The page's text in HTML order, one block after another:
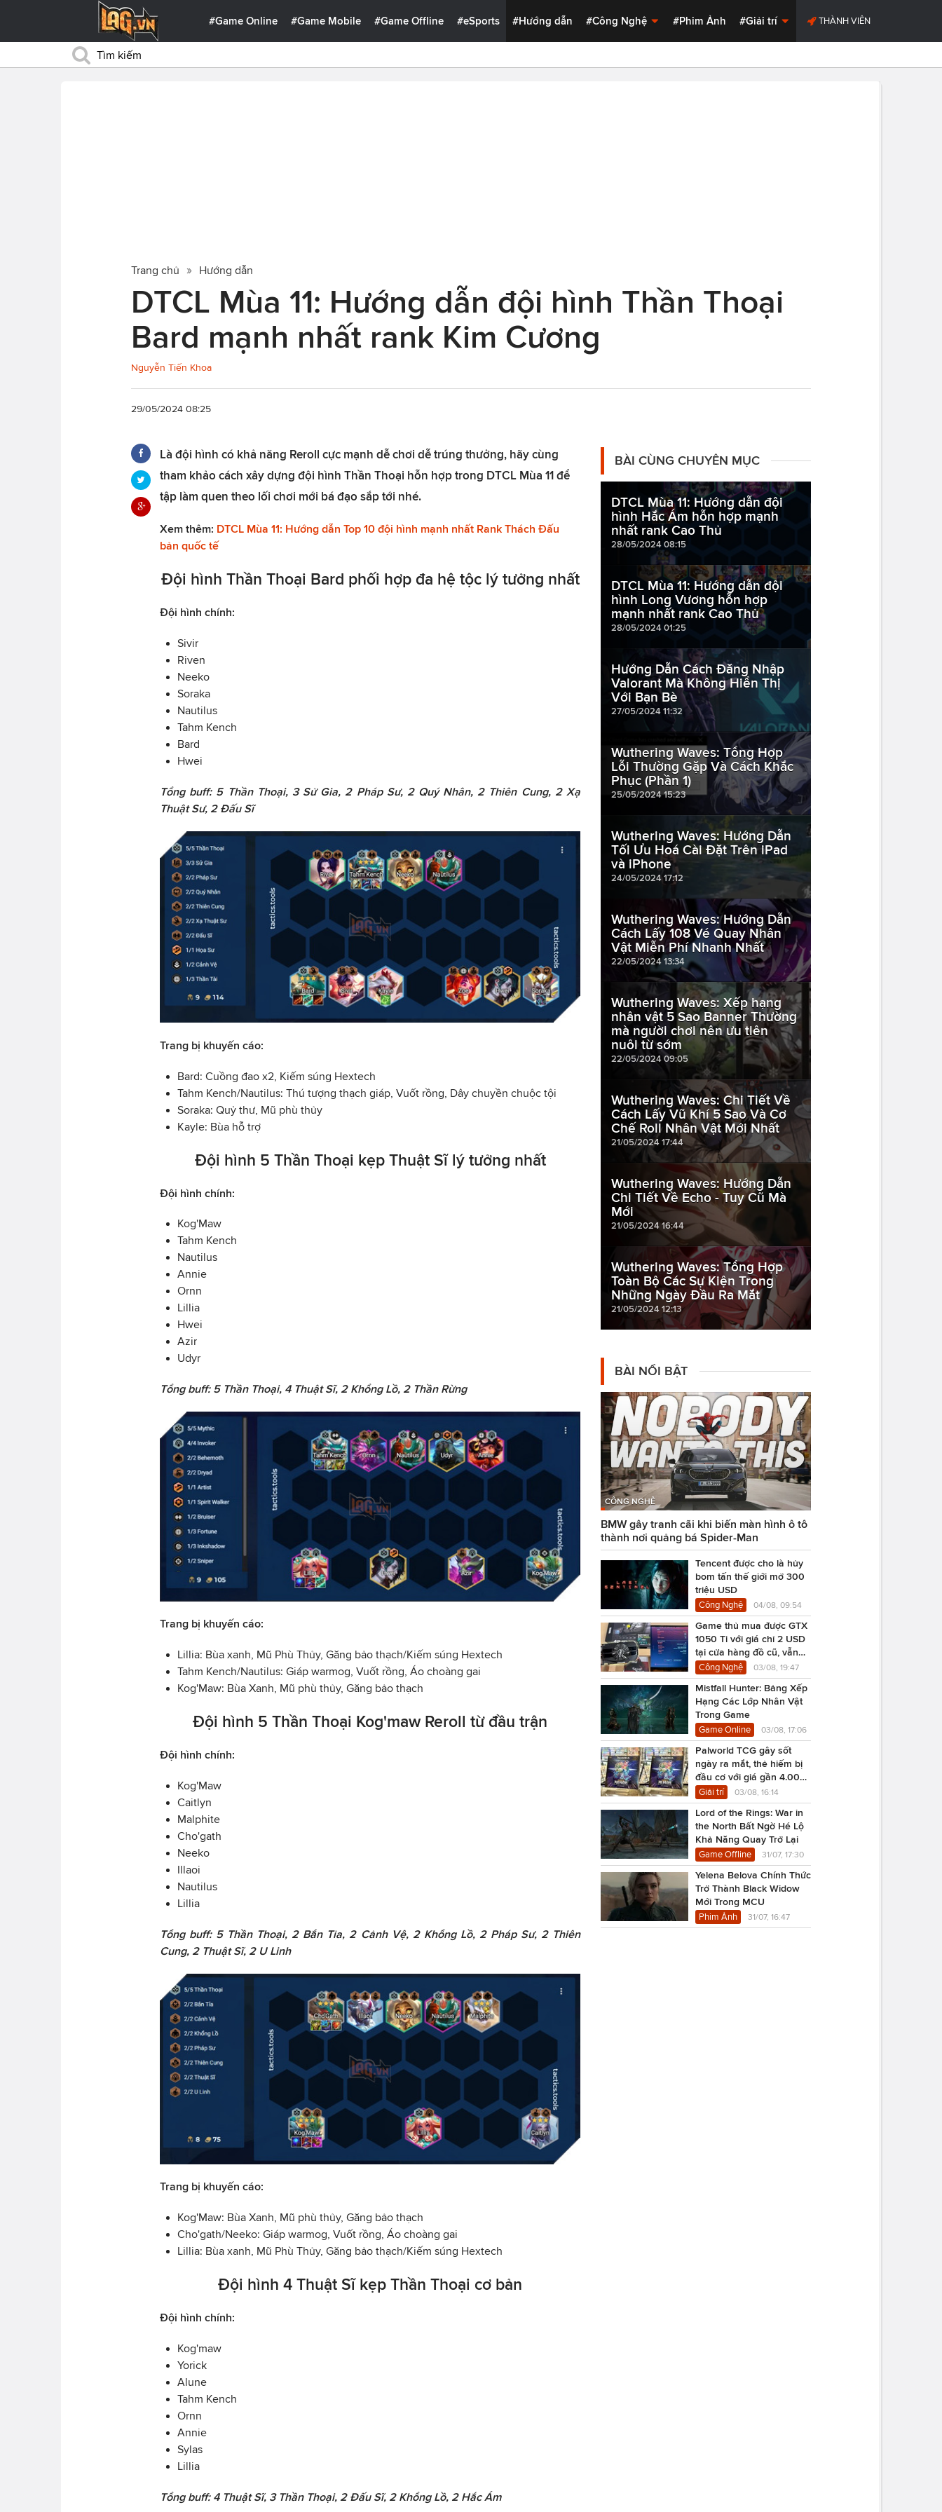
#Game Online #Game Mobile #Game Offline #eSports #Hướng dẫn #Công Nghệ #Phim Ảnh #Giải trí THÀNH VIÊN
Trang chủ Hướng dẫn
DTCL Mùa 11: Hướng dẫn đội hình Thần Thoại
Bard mạnh nhất rank Kim Cương
Nguyễn Tiến Khoa
29/05/2024 08:25
Là đội hình có khả năng Reroll cực mạnh dễ chơi dễ trúng thưởng, hãy cùng
tham khảo cách xây dựng đội hình Thần Thoại hỗn hợp trong DTCL Mùa 11 để
tập làm quen theo lối chơi mới bá đạo sắp tới nhé.
Xem thêm: DTCL Mùa 11: Hướng dẫn Top 10 đội hình mạnh nhất Rank Thách Đấu
bản quốc tế
Đội hình Thần Thoại Bard phối hợp đa hệ tộc lý tưởng nhất
Đội hình chính:
Sivir
Riven
Neeko
Soraka
Nautilus
Tahm Kench
Bard
Hwei
Tổng buff: 5 Thần Thoại, 3 Sử Gia, 2 Pháp Sư, 2 Quý Nhân, 2 Thiên Cung, 2 Xạ
Thuật Sư, 2 Đấu Sĩ
Trang bị khuyến cáo:
Bard: Cuồng đao x2, Kiếm súng Hextech
Tahm Kench/Nautilus: Thú tượng thạch giáp, Vuốt rồng, Dây chuyền chuộc tội
Soraka: Quỷ thư, Mũ phù thủy
Kayle: Bùa hỗ trợ
Đội hình 5 Thần Thoại kẹp Thuật Sĩ lý tưởng nhất
Đội hình chính:
Kog'Maw
Tahm Kench
Nautilus
Annie
Ornn
Lillia
Hwei
Azir
Udyr
Tổng buff: 5 Thần Thoại, 4 Thuật Sĩ, 2 Khổng Lồ, 2 Thần Rừng
Trang bị khuyến cáo:
Lillia: Bùa xanh, Mũ Phù Thủy, Găng bảo thạch/Kiếm súng Hextech
Tahm Kench/Nautilus: Giáp warmog, Vuốt rồng, Áo choàng gai
Kog'Maw: Bùa Xanh, Mũ phù thủy, Găng bảo thạch
Đội hình 5 Thần Thoại Kog'maw Reroll từ đầu trận
Đội hình chính:
Kog'Maw
Caitlyn
Malphite
Cho'gath
Neeko
Illaoi
Nautilus
Lillia
Tổng buff: 5 Thần Thoại, 2 Bắn Tỉa, 2 Cảnh Vệ, 2 Khổng Lồ, 2 Pháp Sư, 2 Thiên
Cung, 2 Thuật Sĩ, 2 U Linh
Trang bị khuyến cáo:
Kog'Maw: Bùa Xanh, Mũ phù thủy, Găng bảo thạch
Cho'gath/Neeko: Giáp warmog, Vuốt rồng, Áo choàng gai
Lillia: Bùa xanh, Mũ Phù Thủy, Găng bảo thạch/Kiếm súng Hextech
Đội hình 4 Thuật Sĩ kẹp Thần Thoại cơ bản
Đội hình chính:
Kog'maw
Yorick
Alune
Tahm Kench
Ornn
Annie
Sylas
Lillia
Tổng buff: 4 Thuật Sĩ, 3 Thần Thoại, 2 Đấu Sĩ, 2 Khổng Lồ, 2 Hắc Ám
BÀI CÙNG CHUYÊN MỤC
DTCL Mùa 11: Hướng dẫn đội
hình Hắc Ám hỗn hợp mạnh
nhất rank Cao Thủ
28/05/2024 08:15
DTCL Mùa 11: Hướng dẫn đội
hình Long Vương hỗn hợp
mạnh nhất rank Cao Thủ
28/05/2024 01:25
Hướng Dẫn Cách Đăng Nhập
Valorant Mà Không Hiển Thị
Với Bạn Bè
27/05/2024 11:32
Wuthering Waves: Tổng Hợp
Lỗi Thường Gặp Và Cách Khắc
Phục (Phần 1)
25/05/2024 15:23
Wuthering Waves: Hướng Dẫn
Tối Ưu Hoá Cài Đặt Trên iPad
và iPhone
24/05/2024 17:12
Wuthering Waves: Hướng Dẫn
Cách Lấy 108 Vé Quay Nhân
Vật Miễn Phí Nhanh Nhất
22/05/2024 13:34
Wuthering Waves: Xếp hạng
nhân vật 5 Sao Banner Thường
mà người chơi nên ưu tiên
nuôi từ sớm
22/05/2024 09:05
Wuthering Waves: Chi Tiết Về
Cách Lấy Vũ Khí 5 Sao Và Cơ
Chế Roll Nhân Vật Mới Nhất
21/05/2024 17:44
Wuthering Waves: Hướng Dẫn
Chi Tiết Về Echo - Tuy Cũ Mà
Mới
21/05/2024 16:44
Wuthering Waves: Tổng Hợp
Toàn Bộ Các Sự Kiện Trong
Những Ngày Đầu Ra Mắt
21/05/2024 12:13
BÀI NỔI BẬT
CÔNG NGHỆ
BMW gây tranh cãi khi biến màn hình ô tô
thành nơi quảng bá Spider-Man
Tencent được cho là hủy
bom tấn thế giới mở 300
triệu USD
Công Nghệ 04/08, 09:54
Game thủ mua được GTX
1050 Ti với giá chỉ 2 USD
tại cửa hàng đồ cũ, vẫn
chạy Cyberpunk 2077
Công Nghệ 03/08, 19:47
Mistfall Hunter: Bảng Xếp
Hạng Các Lớp Nhân Vật
Trong Game
Game Online 03/08, 17:06
Palworld TCG gây sốt
ngày ra mắt, thẻ hiếm bị
đầu cơ với giá gần 4.000
USD
Giải trí 03/08, 16:14
Lord of the Rings: War in
the North Bất Ngờ Hé Lộ
Khả Năng Quay Trở Lại
Game Offline 31/07, 17:30
Yelena Belova Chính Thức
Trở Thành Black Widow
Mới Trong MCU
Phim Ảnh 31/07, 16:47